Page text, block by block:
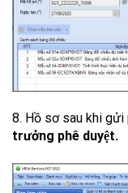
8. Hồ sơ sau khi
trưởng phê duyệt.